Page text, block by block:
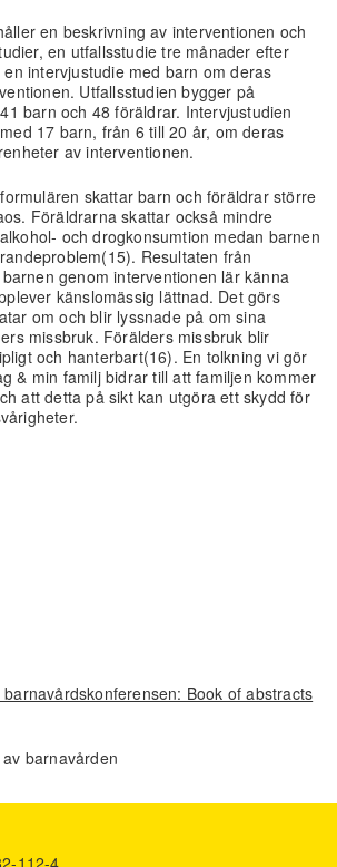
en beskrivning av interventionen och
en utfallsstudie tre månader efter
intervjustudie med barn om deras
Utfallsstudien bygger på
barn och 48 föräldrar. Intervjustudien
17 barn, från 6 till 20 år, om deras
av interventionen.
skattar barn och föräldrar större
Föräldrarna skattar också mindre
och drogkonsumtion medan barnen
Resultaten från
genom interventionen lär känna
känslomässig lättnad. Det görs
om och blir lyssnade på om sina
missbruk. Förälders missbruk blir
och hanterbart(16). En tolkning vi gör
& min familj bidrar till att familjen kommer
att detta på sikt kan utgöra ett skydd för
Book of abstracts
barnavården